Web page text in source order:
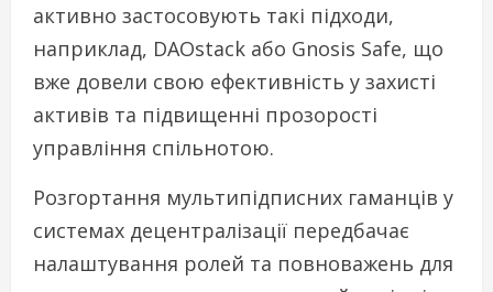
активно застосовують такі підходи,
наприклад, DAOstack або Gnosis Safe, що
вже довели свою ефективність у захисті
активів та підвищенні прозорості
управління спільнотою.
Розгортання мультипідписних гаманців у
системах децентралізації передбачає
налаштування ролей та повноважень для